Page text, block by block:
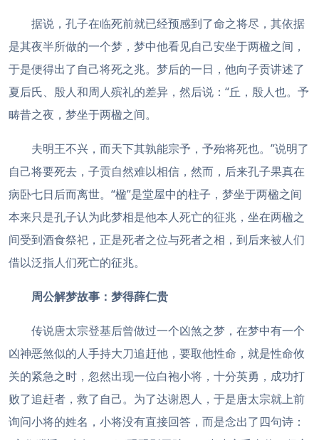
据说，孔子在临死前就已经预感到了命之将尽，其依据
是其夜半所做的一个梦，梦中他看见自己安坐于两楹之间，
于是便得出了自己将死之兆。梦后的一日，他向子贡讲述了
夏后氏、殷人和周人殡礼的差异，然后说：“丘，殷人也。予
畴昔之夜，梦坐于两楹之间。
夫明王不兴，而天下其孰能宗予，予殆将死也。”说明了
自己将要死去，子贡自然难以相信，然而，后来孔子果真在
病卧七日后而离世。“楹”是堂屋中的柱子，梦坐于两楹之间
本来只是孔子认为此梦相是他本人死亡的征兆，坐在两楹之
间受到酒食祭祀，正是死者之位与死者之相，到后来被人们
借以泛指人们死亡的征兆。
周公解梦故事： 梦得薛仁贵
传说唐太宗登基后曾做过一个凶煞之梦，在梦中有一个
凶神恶煞似的人手持大刀追赶他，要取他性命，就是性命攸
关的紧急之时，忽然出现一位白袍小将，十分英勇，成功打
败了追赶者，救了自己。为了达谢恩人，于是唐太宗就上前
询问小将的姓名，小将没有直接回答，而是念出了四句诗：